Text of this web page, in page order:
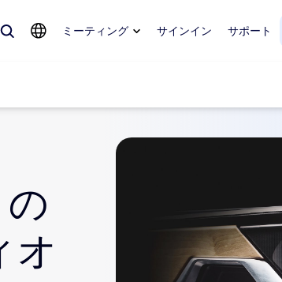
ミーティング サインイン サポート
ミ
ルー
オ